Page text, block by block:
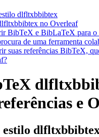
dlfltxbbibtex
no Overleaf
BibTeX e BibLaTeX para o
de uma ferramenta
suas referências BibTeX,
e
estilo